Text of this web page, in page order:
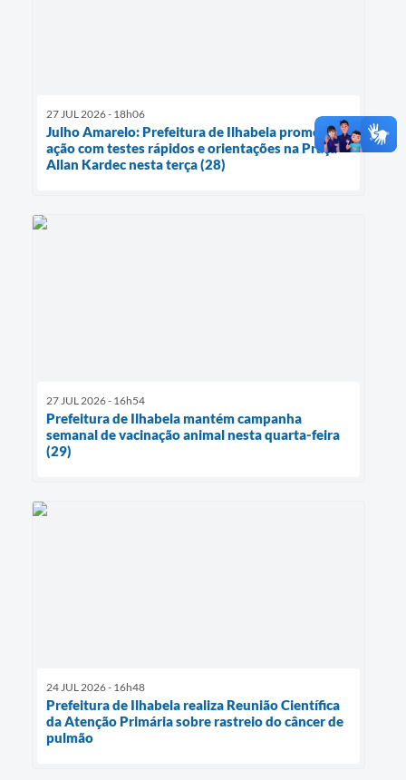
27 JUL 2026 - 18h06
Julho Amarelo: Prefeitura de Ilhabela promove
ação com testes rápidos e orientações na Praça
Allan Kardec nesta terça (28)
27 JUL 2026 - 16h54
Prefeitura de Ilhabela mantém campanha
semanal de vacinação animal nesta quarta-feira
(29)
24 JUL 2026 - 16h48
Prefeitura de Ilhabela realiza Reunião Científica
da Atenção Primária sobre rastreio do câncer de
pulmão